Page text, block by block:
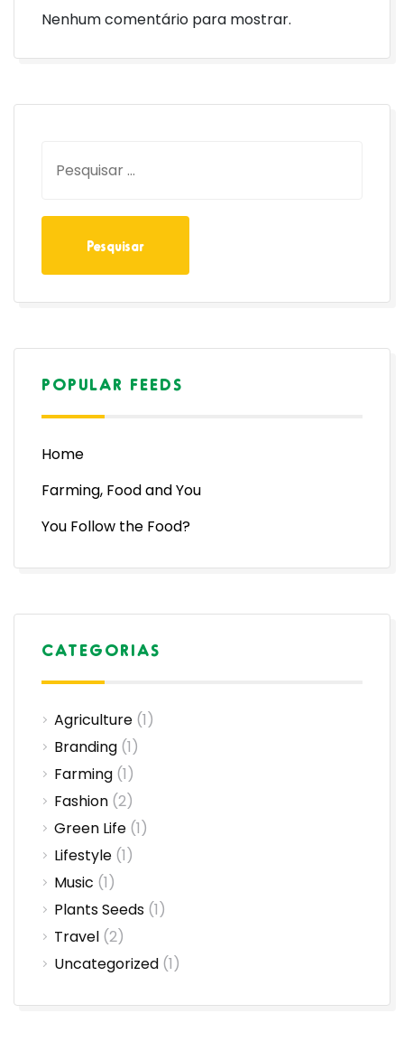
Nenhum comentário para mostrar.
POPULAR FEEDS
Home
Farming, Food and You
You Follow the Food?
CATEGORIAS
Agriculture (1)
Branding (1)
Farming (1)
Fashion (2)
Green Life (1)
Lifestyle (1)
Music (1)
Plants Seeds (1)
Travel (2)
Uncategorized (1)